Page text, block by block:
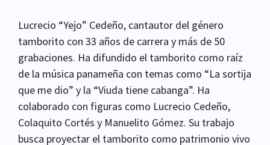
Lucrecio “Yejo” Cedeño, cantautor del género
tamborito con 33 años de carrera y más de 50
grabaciones. Ha difundido el tamborito como raíz
de la música panameña con temas como “La sortija
que me dio” y la “Viuda tiene cabanga”. Ha
colaborado con figuras como Lucrecio Cedeño,
Colaquito Cortés y Manuelito Gómez. Su trabajo
busca proyectar el tamborito como patrimonio vivo